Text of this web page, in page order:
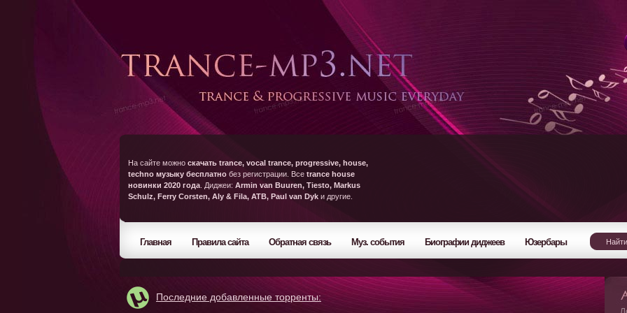
На сайте можно скачать trance, vocal trance, progressive, house,
techno музыку бесплатно без регистрации. Все trance house
новинки 2020 года . Диджеи: Armin van Buuren, Tiesto, Markus
Schulz, Ferry Corsten, Aly & Fila, ATB, Paul van Dyk и другие.
Главная Правила сайта Обратная связь Муз. события Биографии диджеев Юзербары
Последние добавленные торренты: